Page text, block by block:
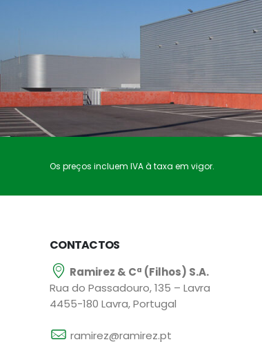
Os preços incluem IVA à taxa em vigor.
CONTACTOS
Ramirez & Cª (Filhos) S.A.
Rua do Passadouro, 135 – Lavra
4455-180 Lavra, Portugal
ramirez@ramirez.pt